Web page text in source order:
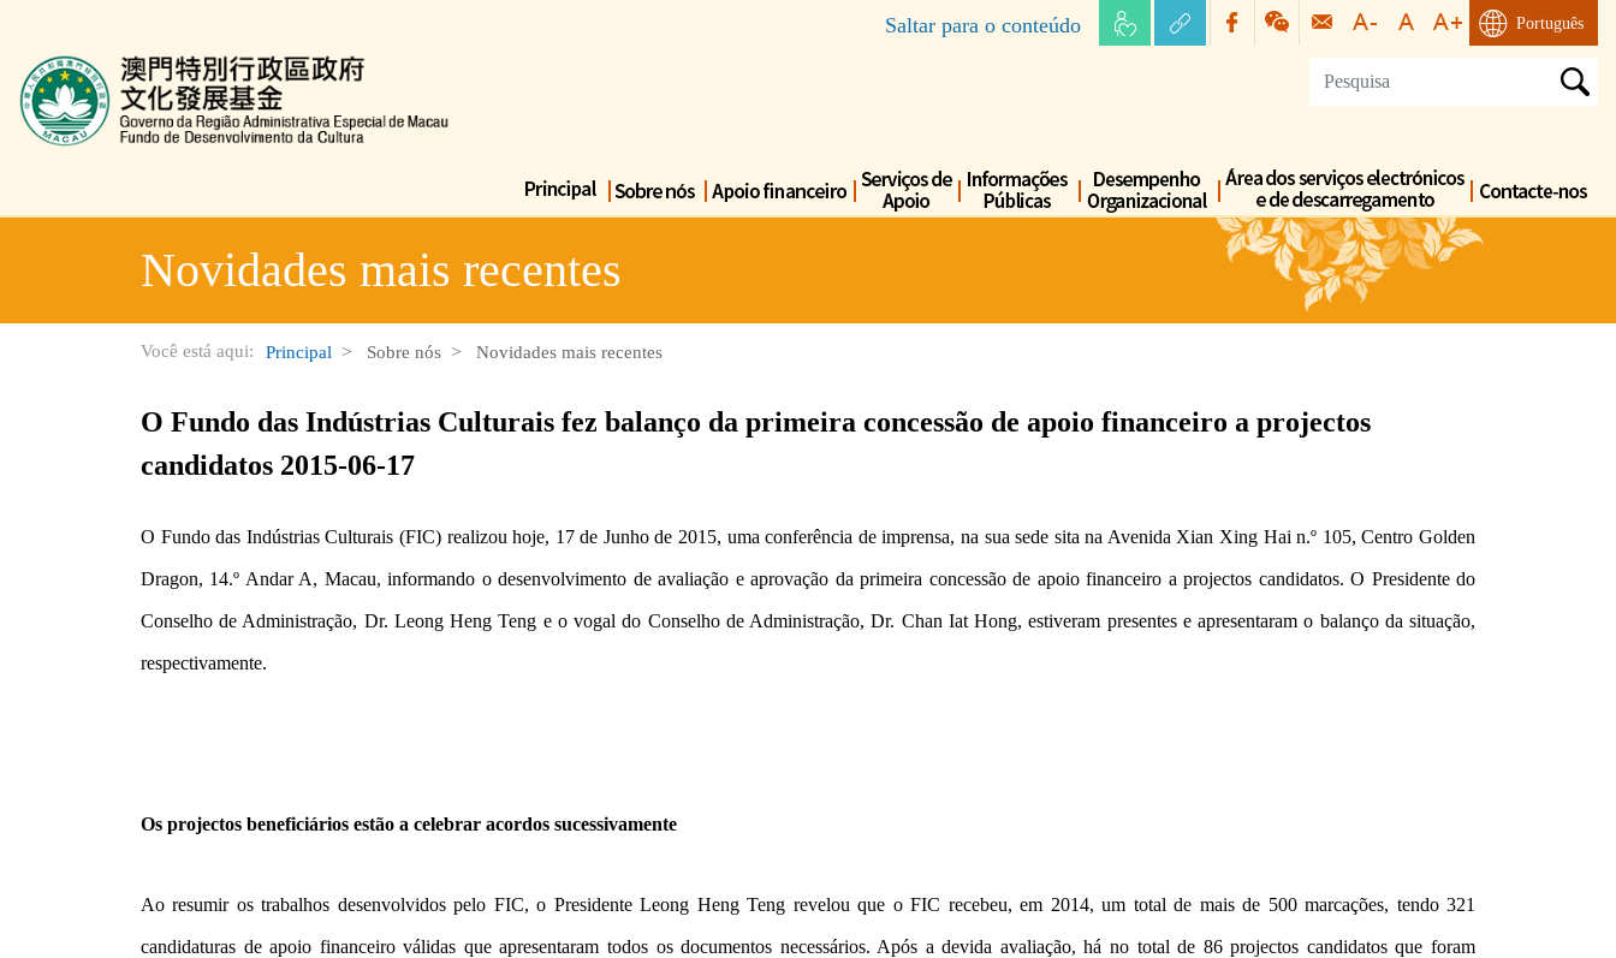
Saltar para o conteúdo Português
Fundo de Desenvolvimento da Cultura
Novidades mais recentes
Você está aqui: Principal Sobre nós Novidades mais recentes
O Fundo das Indústrias Culturais fez balanço da primeira concessão de apoio financeiro a projectos
candidatos 2015-06-17
O Fundo das Indústrias Culturais (FIC) realizou hoje, 17 de Junho de 2015, uma conferência de imprensa, na sua sede sita na Avenida Xian Xing Hai n.º 105, Centro Golden
Dragon, 14.º Andar A, Macau, informando o desenvolvimento de avaliação e aprovação da primeira concessão de apoio financeiro a projectos candidatos. O Presidente do
Conselho de Administração, Dr. Leong Heng Teng e o vogal do Conselho de Administração, Dr. Chan Iat Hong, estiveram presentes e apresentaram o balanço da situação,
respectivamente.
Os projectos beneficiários estão a celebrar acordos sucessivamente
Ao resumir os trabalhos desenvolvidos pelo FIC, o Presidente Leong Heng Teng revelou que o FIC recebeu, em 2014, um total de mais de 500 marcações, tendo 321
candidaturas de apoio financeiro válidas que apresentaram todos os documentos necessários. Após a devida avaliação, há no total de 86 projectos candidatos que foram